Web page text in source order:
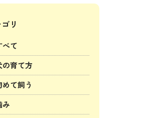
リ
べて
の育て方
めて飼う
み